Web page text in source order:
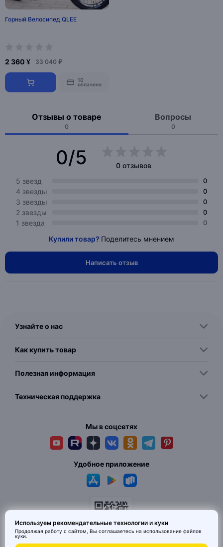
Горный Велосипед QLEE
2 360 ¥ 33 040 ₽
10
оплачено
Отзывы о товаре
0
Вопросы
0
0/5
0 отзывов
5 звезд
0
4 звезды 0
3 звезды 0
2 звезды 0
1 звезда 0
Купили товар? Поделитесь мнением
Написать отзыв
Узнайте о нас
Как купить товар
Полезная информация
Техническая поддержка
Мы в соцсетях
Удобное приложение
Используем рекомендательные технологии и куки
Продолжая работу с сайтом, Вы соглашаетесь на использование файлов
куки.